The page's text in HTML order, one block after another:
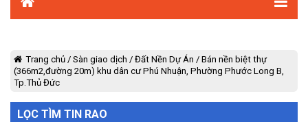
Trang chủ / Sàn giao dịch / Đất Nền Dự Án / Bán nền biệt thự
(366m2,đường 20m) khu dân cư Phú Nhuận, Phường Phước Long B,
Tp.Thủ Đức
LỌC TÌM TIN RAO